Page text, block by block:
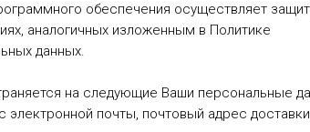
обеспечения осуществляет
аналогичных изложенным в Политике
данных.
на следующие Ваши персональные
почты, почтовый адрес доставки